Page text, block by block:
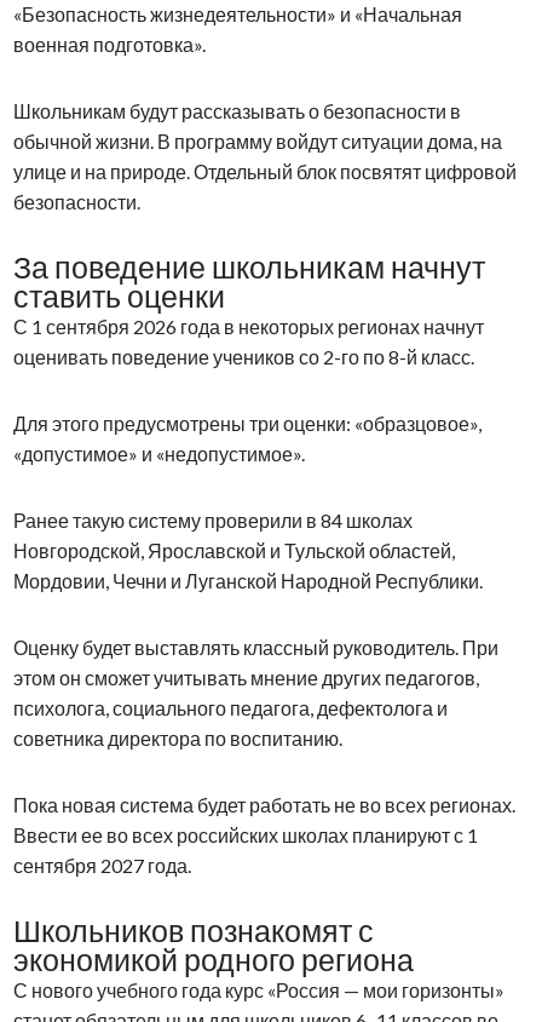
«Безопасность жизнедеятельности» и «Начальная
военная подготовка».
Школьникам будут рассказывать о безопасности в
обычной жизни. В программу войдут ситуации дома, на
улице и на природе. Отдельный блок посвятят цифровой
безопасности.
За поведение школьникам начнут
ставить оценки
С 1 сентября 2026 года в некоторых регионах начнут
оценивать поведение учеников со 2-го по 8-й класс.
Для этого предусмотрены три оценки: «образцовое»,
«допустимое» и «недопустимое».
Ранее такую систему проверили в 84 школах
Новгородской, Ярославской и Тульской областей,
Мордовии, Чечни и Луганской Народной Республики.
Оценку будет выставлять классный руководитель. При
этом он сможет учитывать мнение других педагогов,
психолога, социального педагога, дефектолога и
советника директора по воспитанию.
Пока новая система будет работать не во всех регионах.
Ввести ее во всех российских школах планируют с 1
сентября 2027 года.
Школьников познакомят с
экономикой родного региона
С нового учебного года курс «Россия — мои горизонты»